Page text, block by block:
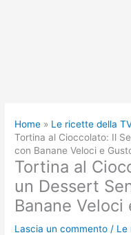
Home
Le ricette della
Tortina al Cioccolato: Il
con Banane Veloci e
Tortina al
un Dessert
Banane Veloci
Lascia un commento / Le